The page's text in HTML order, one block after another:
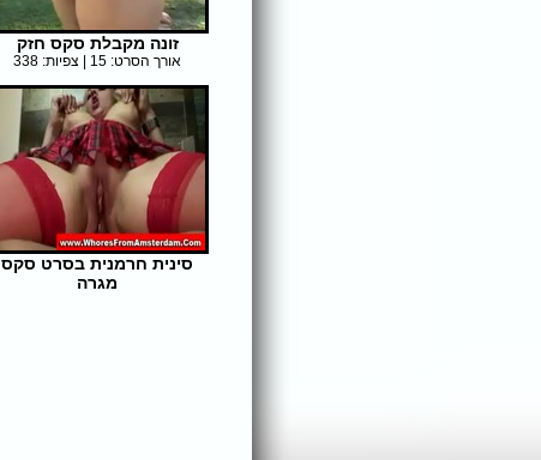
זונה מקבלת סקס חזק
אורך הסרט: 15 | צפיות: 338
סינית חרמנית בסרט סקס
מגרה